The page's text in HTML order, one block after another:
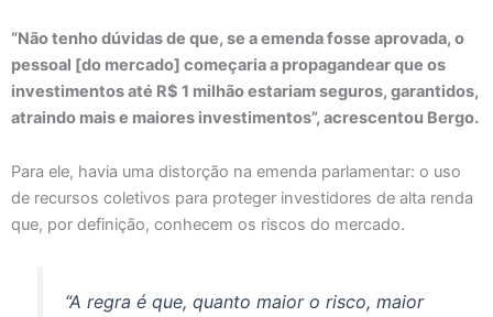
“Não tenho dúvidas de que, se a emenda fosse aprovada, o
pessoal [do mercado] começaria a propagandear que os
investimentos até R$ 1 milhão estariam seguros, garantidos,
atraindo mais e maiores investimentos”, acrescentou Bergo.
Para ele, havia uma distorção na emenda parlamentar: o uso
de recursos coletivos para proteger investidores de alta renda
que, por definição, conhecem os riscos do mercado.
“A regra é que, quanto maior o risco, maior